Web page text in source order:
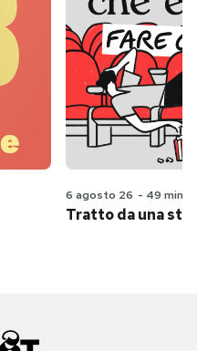
6 agosto 26 - 49 min
Tratto da una